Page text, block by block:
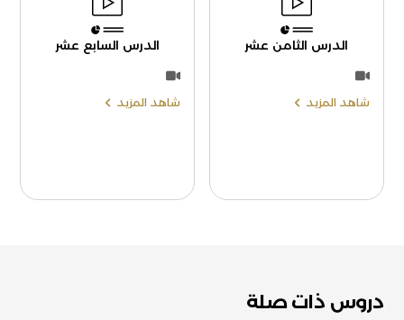
الدرس الثامن عشر
شاهد المزيد
الدرس السابع عشر
شاهد المزيد
دروس ذات صلة